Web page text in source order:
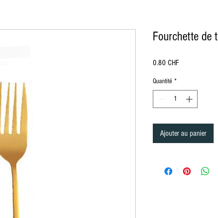
location de mobilier à Lausanne Berne Fribourg Zürich
, location de chaise à Lausanne Berne Fribourg Zürich, location de
de mobilier Lausanne, Location de mobilier à Montreux, Location de mobilier à Zurich, Location de mobilier en Valais, Location
de mobilier à Bale, Location de mobilier à Saint-Moritz, Location de mobilier à Davos, Location de mobilier Gstaad, Location de
de mobilier au Jura, Location de mobilier à Paris, Location de mobilier à Delémont, Location de mobilier Lausanne, Location
Bâle-Campagne, Location de mobilier Liestal, Location de mobilier Fribourg, Location de mobilier Glaris, Location de mobilier
Schaffhouse, Location de mobilier Sarnen, Location de mobilier Stans, Location de mobilier Coire, Location de mobilier Liestal,
Location de mobilier Tessin, Location de mobilier Bellinzone, Location de mobilier Uri, Location de mobilier Altdorf, Location de
Housse Mange débout, Nappe de table ronde, nappe de table carré, nappe de table rectangulaire, Chaise , Chaise Napoléon,
séparation, cloison, chaise en bois, chaise en plexiglass, Miroir, Décoration de table, Mariage, Art de la table, décoration Gatsby,
fourchette de table, cuillère, Housse de Chaise, Serviette de table, Végétation, Totem, Stèle, Pipe and Dripe, Rideaux, paravent,
rental of furniture and chairs in Bern in Friborg in Zürich, rental of furniture and decorations Lausanne Berne Friborg Zürich,
of furniture in Lausanne, Rental of furniture in Lucerne, Rental of furniture Nyon, Rental of furniture in Geneva, Rental of furniture
Appenzell Ausserrhoden furniture rental, Basel-Country furniture rental, Liestal furniture rental, Friborg furniture rental,
Fourchette de
0.80 CHFPrix
Quantité *
Ajouter au panier